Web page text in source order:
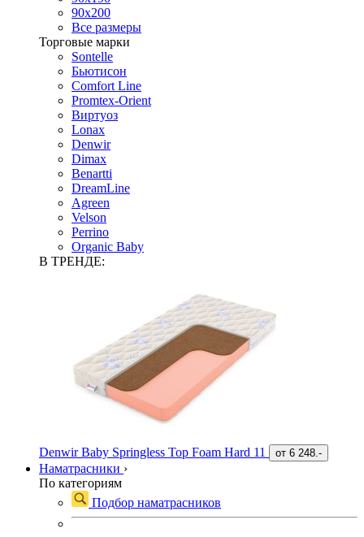
90х200
Все размеры
Торговые марки
Sontelle
Бьютисон
Comfort Line
Promtex-Orient
Виртуоз
Lonax
Denwir
Dimax
Benartti
DreamLine
Agreen
Velson
Perrino
Organic Baby
В ТРЕНДЕ:
Denwir Baby Springless Top Foam Hard 11 от 6 248.-
Наматрасники ›
По категориям
Подбор наматрасников